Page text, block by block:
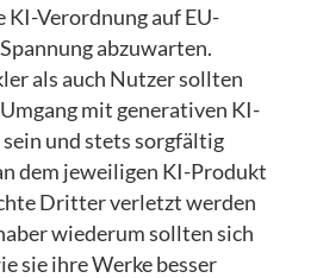
KI-Verordnung auf EU-
abzuwarten.
als auch Nutzer sollten
mit generativen KI-
und stets sorgfältig
dem jeweiligen KI-Produkt
Dritter verletzt werden
wiederum sollten sich
sie ihre Werke besser